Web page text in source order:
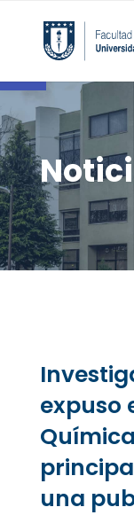
Open toolbar
expuso
una